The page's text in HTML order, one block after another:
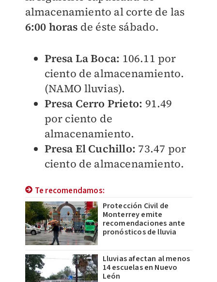
almacenamiento al corte de las
6:00 horas de éste sábado.
Presa La Boca: 106.11 por
ciento de almacenamiento.
(NAMO lluvias).
Presa Cerro Prieto: 91.49
por ciento de
almacenamiento.
Presa El Cuchillo: 73.47 por
ciento de almacenamiento.
Te recomendamos:
Protección Civil de
Monterrey emite
recomendaciones ante
pronósticos de lluvia
Lluvias afectan al menos
14 escuelas en Nuevo
León